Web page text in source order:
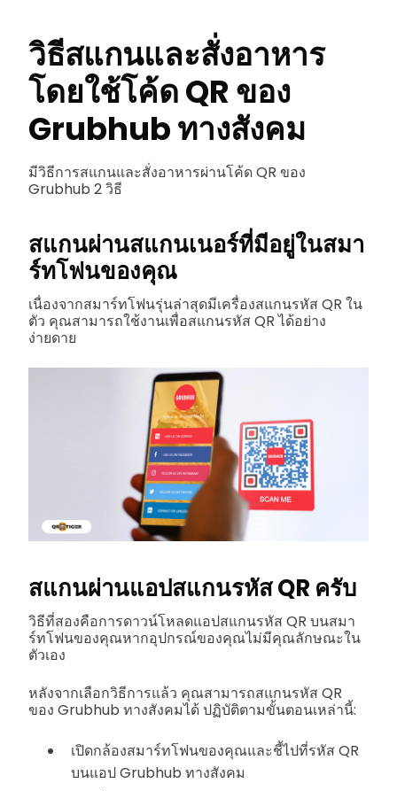
วิธีสแกนและสั่งอาหาร
โดยใช้โค้ด QR ของ
Grubhub ทางสังคม
มีวิธีการสแกนและสั่งอาหารผ่านโค้ด QR ของ
Grubhub 2 วิธี
สแกนผ่านสแกนเนอร์ที่มีอยู่ในสมา
ร์ทโฟนของคุณ
เนื่องจากสมาร์ทโฟนรุ่นล่าสุดมีเครื่องสแกนรหัส QR ใน
ตัว คุณสามารถใช้งานเพื่อสแกนรหัส QR ได้อย่าง
ง่ายดาย
สแกนผ่านแอปสแกนรหัส QR ครับ
วิธีที่สองคือการดาวน์โหลดแอปสแกนรหัส QR บนสมา
ร์ทโฟนของคุณหากอุปกรณ์ของคุณไม่มีคุณลักษณะใน
ตัวเอง
หลังจากเลือกวิธีการแล้ว คุณสามารถสแกนรหัส QR
ของ Grubhub ทางสังคมได้ ปฏิบัติตามขั้นตอนเหล่านี้:
เปิดกล้องสมาร์ทโฟนของคุณและชี้ไปที่รหัส QR
บนแอป Grubhub ทางสังคม